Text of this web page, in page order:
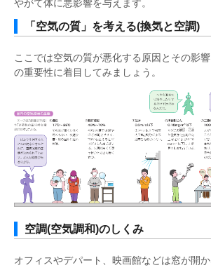
やがて体に悪影響を与えます。
「空気の質」を考える(換気と空調)
ここでは空気の質が悪化する原因とその影
の重要性に着目してみましょう。
空調(空気調和)のしくみ
オフィスやデパート、映画館などは窓が開